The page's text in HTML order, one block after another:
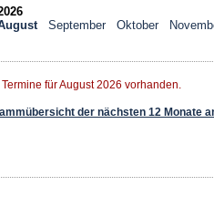
September Oktober
Termine für August 2026 vorhanden.
der nächsten 12 Monate